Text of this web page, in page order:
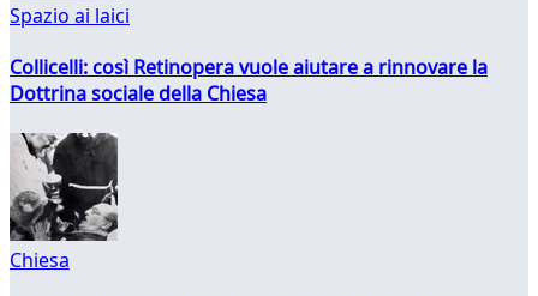
Spazio ai laici
Collicelli: così Retinopera vuole aiutare a rinnovare la
Dottrina sociale della Chiesa
Chiesa